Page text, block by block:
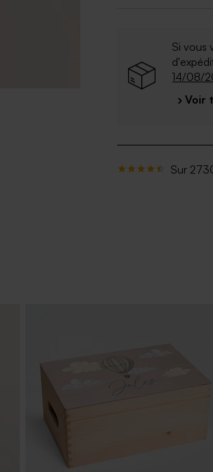
Si vous
14/08/
› Voir
Sur